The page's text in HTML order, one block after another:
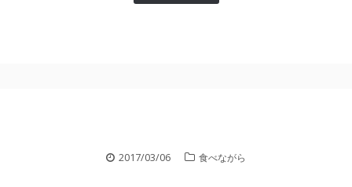
2017/03/06 食べながら